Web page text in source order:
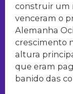
construir um
venceram o
Alemanha
crescimento
altura
que eram
banido das